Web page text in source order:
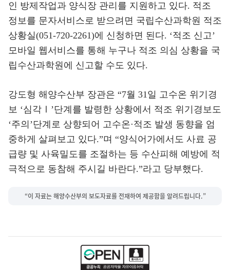
인 방제작업과 양식장 관리를 지원하고 있다. 적조
정보를 문자서비스로 받으려면 국립수산과학원 적조
상황실(051-720-2261)에 신청하면 된다. ‘적조 신고’
모바일 웹서비스를 통해 누구나 적조 의심 상황을 국
립수산과학원에 신고할 수도 있다.
강도형 해양수산부 장관은 “7월 31일 고수온 위기경
보 ‘심각Ⅰ’단계를 발령한 상황에서 적조 위기경보도
‘주의’단계로 상향되어 고수온·적조 발생 동향을 엄
중하게 살펴보고 있다.”며 “양식어가에서도 사료 공
급량 및 사육밀도를 조절하는 등 수산피해 예방에 적
극적으로 동참해 주시길 바란다.”라고 당부했다.
“이 자료는 해양수산부의 보도자료를 전재하여 제공함을 알려드립니다.”